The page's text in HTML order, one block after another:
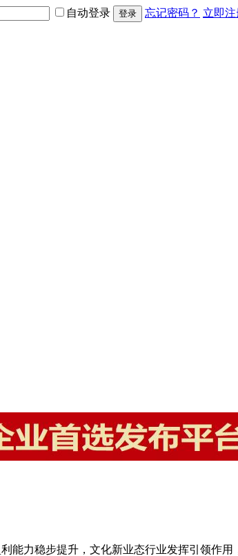
自动登录 忘记密码？ 立即
能力稳步提升，文化新业态行业发挥引领作